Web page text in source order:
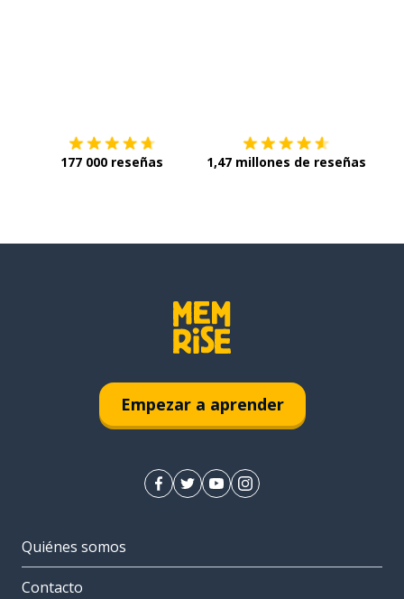
177 000 reseñas 1,47 millones de reseñas
Empezar a aprender
Quiénes somos
Contacto